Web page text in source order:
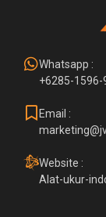
Whatsapp :
+6285-1596-
Email :
Website :
Alat-ukur-